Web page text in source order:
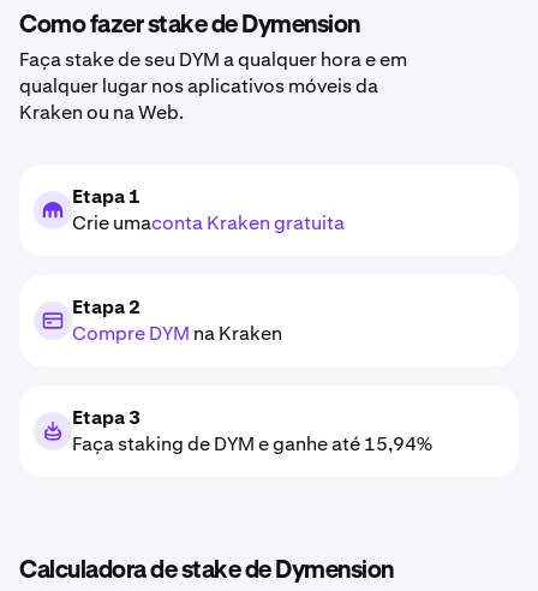
Como fazer stake de Dymension
Faça stake de seu DYM a qualquer hora e em
qualquer lugar nos aplicativos móveis da
Kraken ou na Web.
Etapa 1
Crie umaconta Kraken gratuita
Etapa 2
Compre DYM na Kraken
Etapa 3
Faça staking de DYM e ganhe até 15,94%
Calculadora de stake de Dymension